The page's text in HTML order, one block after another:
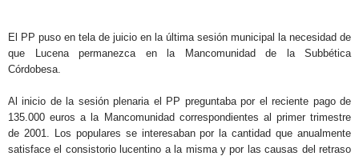
El PP puso en tela de juicio en la última sesión municipal la necesidad de
que Lucena permanezca en la Mancomunidad de la Subbética
Córdobesa.
Al inicio de la sesión plenaria el PP preguntaba por el reciente pago de
135.000 euros a la Mancomunidad correspondientes al primer trimestre
de 2001. Los populares se interesaban por la cantidad que anualmente
satisface el consistorio lucentino a la misma y por las causas del retraso